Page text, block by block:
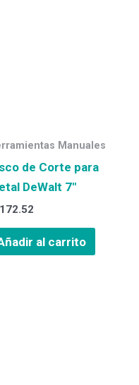
Manuales
de Corte para
DeWalt 7″
172.52
al carrito